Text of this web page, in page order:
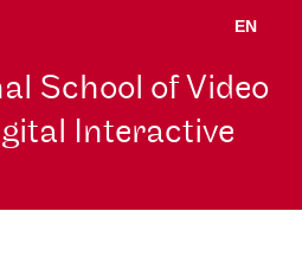
EN
School of Video
Interactive